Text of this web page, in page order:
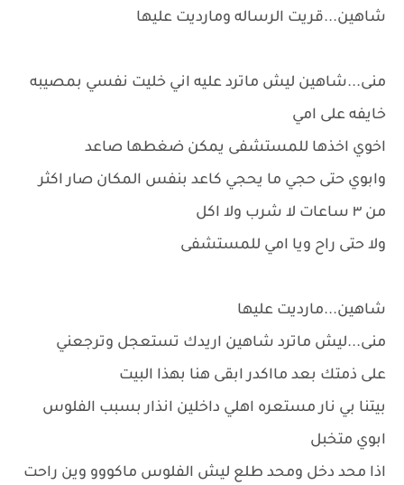
شاهين...قريت الرساله ومارديت عليها
منى...شاهين ليش ماترد عليه اني خليت نفسي بمصيبه
خايفه على امي
اخوي اخذها للمستشفى يمكن ضغطها صاعد
وابوي حتى حجي ما يحجي كاعد بنفس المكان صار اكثر
من ٣ ساعات لا شرب ولا اكل
ولا حتى راح ويا امي للمستشفى
شاهين...مارديت عليها
منى...ليش ماترد شاهين اريدك تستعجل وترجعني
على ذمتك بعد مااكدر ابقى هنا بهذا البيت
بيتنا بي نار مستعره اهلي داخلين انذار بسبب الفلوس
ابوي متخبل
اذا محد دخل ومحد طلع ليش الفلوس ماكووو وين راحت